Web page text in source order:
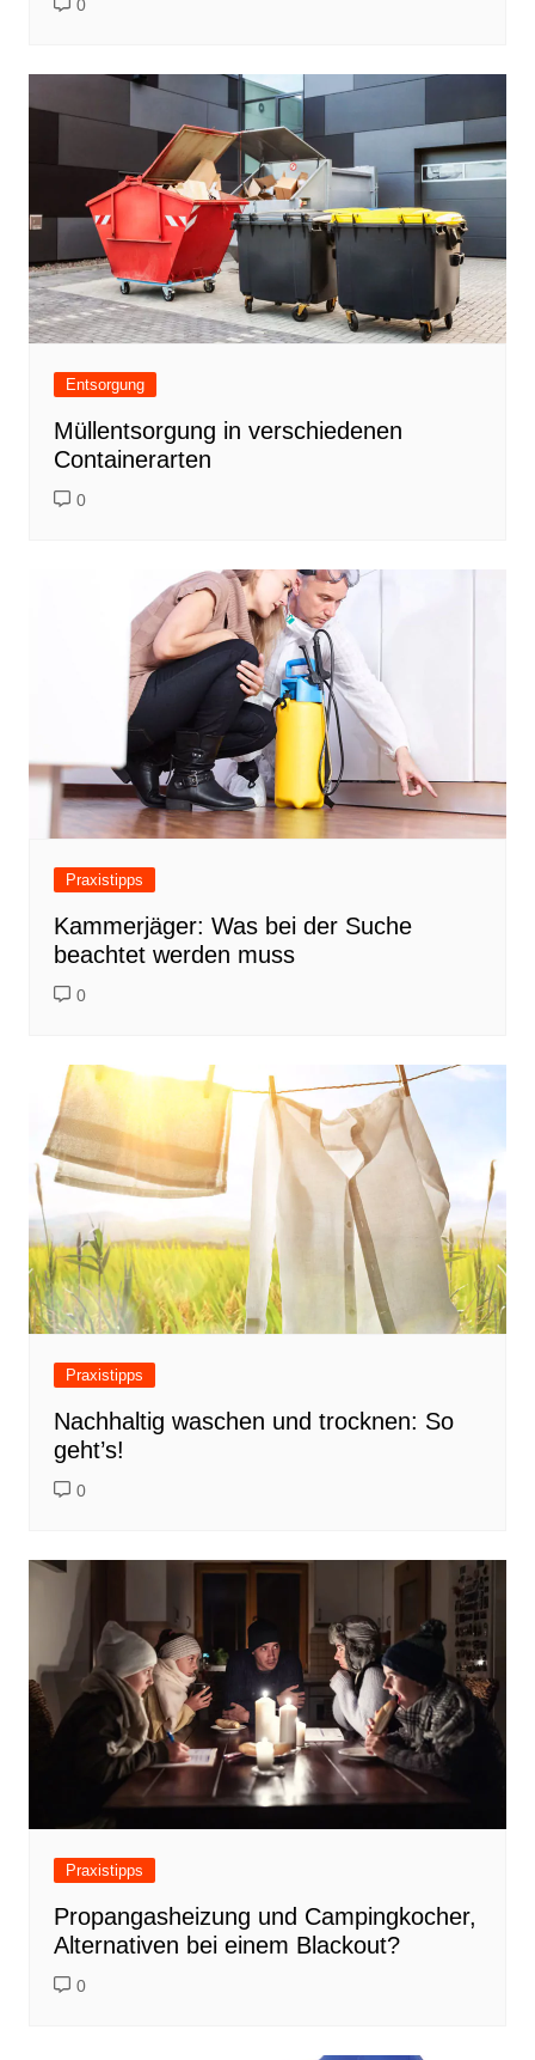
0
Entsorgung
Müllentsorgung in verschiedenen
Containerarten
0
Praxistipps
Kammerjäger: Was bei der Suche
beachtet werden muss
0
Praxistipps
Nachhaltig waschen und trocknen: So
geht’s!
0
Praxistipps
Propangasheizung und Campingkocher,
Alternativen bei einem Blackout?
0